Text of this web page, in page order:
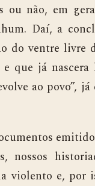
ou não, em
Daí, a
do ventre livre
que já
ao povo”, já
nossos
violento e, por